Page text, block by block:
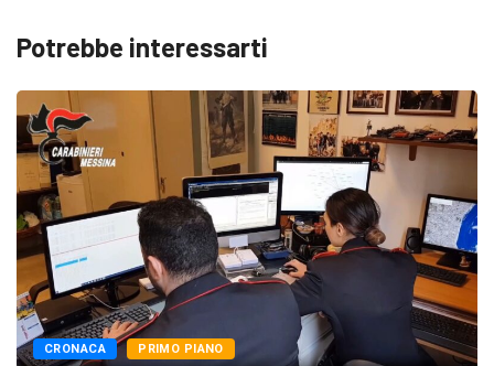
Potrebbe interessarti
CRONACA PRIMO PIANO